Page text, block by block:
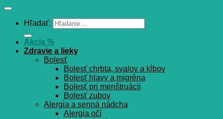
Hľadať:
Akcia %
Zdravie a lieky
Bolesť
Bolesť chrbta, svalov a kĺbov
Bolesť hlavy a migréna
Bolesť pri menštruácii
Bolesť zubov
Alergia a senná nádcha
Alergia očí